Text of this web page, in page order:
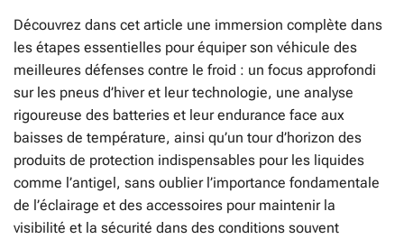
Découvrez dans cet article une immersion complète dans
les étapes essentielles pour équiper son véhicule des
meilleures défenses contre le froid : un focus approfondi
sur les pneus d’hiver et leur technologie, une analyse
rigoureuse des batteries et leur endurance face aux
baisses de température, ainsi qu’un tour d’horizon des
produits de protection indispensables pour les liquides
comme l’antigel, sans oublier l’importance fondamentale
de l’éclairage et des accessoires pour maintenir la
visibilité et la sécurité dans des conditions souvent